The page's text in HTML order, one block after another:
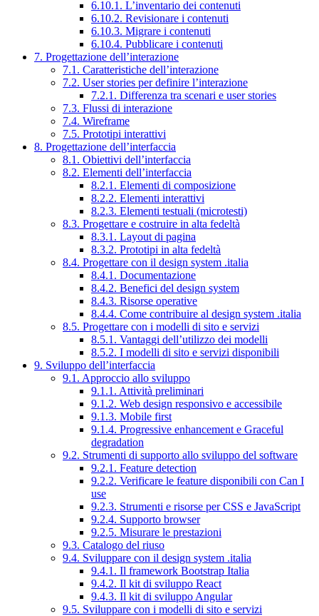
6.10.1. L’inventario dei contenuti
6.10.2. Revisionare i contenuti
6.10.3. Migrare i contenuti
6.10.4. Pubblicare i contenuti
7. Progettazione dell’interazione
7.1. Caratteristiche dell’interazione
7.2. User stories per definire l’interazione
7.2.1. Differenza tra scenari e user stories
7.3. Flussi di interazione
7.4. Wireframe
7.5. Prototipi interattivi
8. Progettazione dell’interfaccia
8.1. Obiettivi dell’interfaccia
8.2. Elementi dell’interfaccia
8.2.1. Elementi di composizione
8.2.2. Elementi interattivi
8.2.3. Elementi testuali (microtesti)
8.3. Progettare e costruire in alta fedeltà
8.3.1. Layout di pagina
8.3.2. Prototipi in alta fedeltà
8.4. Progettare con il design system .italia
8.4.1. Documentazione
8.4.2. Benefici del design system
8.4.3. Risorse operative
8.4.4. Come contribuire al design system .italia
8.5. Progettare con i modelli di sito e servizi
8.5.1. Vantaggi dell’utilizzo dei modelli
8.5.2. I modelli di sito e servizi disponibili
9. Sviluppo dell’interfaccia
9.1. Approccio allo sviluppo
9.1.1. Attività preliminari
9.1.2. Web design responsivo e accessibile
9.1.3. Mobile first
9.1.4. Progressive enhancement e Graceful
degradation
9.2. Strumenti di supporto allo sviluppo del software
9.2.1. Feature detection
9.2.2. Verificare le feature disponibili con Can I
use
9.2.3. Strumenti e risorse per CSS e JavaScript
9.2.4. Supporto browser
9.2.5. Misurare le prestazioni
9.3. Catalogo del riuso
9.4. Sviluppare con il design system .italia
9.4.1. Il framework Bootstrap Italia
9.4.2. Il kit di sviluppo React
9.4.3. Il kit di sviluppo Angular
9.5. Sviluppare con i modelli di sito e servizi